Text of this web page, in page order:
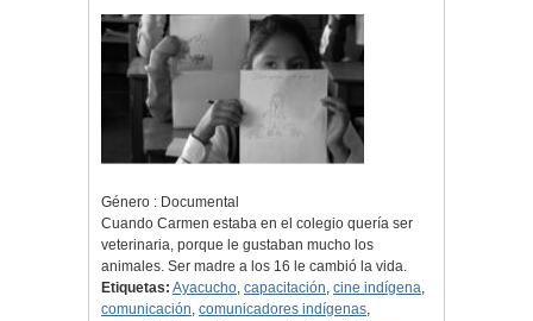
Género : Documental
Cuando Carmen estaba en el colegio quería ser
veterinaria, porque le gustaban mucho los
animales. Ser madre a los 16 le cambió la vida.
Etiquetas: Ayacucho, capacitación, cine indígena,
comunicación, comunicadores indígenas,